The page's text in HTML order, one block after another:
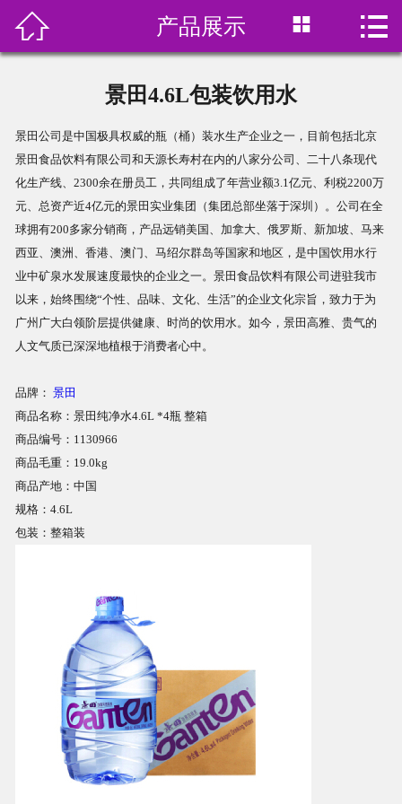
 首页
订水价格
水中贵族
在线预订
新闻资讯
 产品展示  
景田4.6L包装饮用水
景田公司是中国极具权威的瓶（桶）装水生产企业之一，目前包括北京
景田食品饮料有限公司和天源长寿村在内的八家分公司、二十八条现代
化生产线、2300余在册员工，共同组成了年营业额3.1亿元、利税2200万
元、总资产近4亿元的景田实业集团（集团总部坐落于深圳）。公司在全
球拥有200多家分销商，产品远销美国、加拿大、俄罗斯、新加坡、马来
西亚、澳洲、香港、澳门、马绍尔群岛等国家和地区，是中国饮用水行
业中矿泉水发展速度最快的企业之一。景田食品饮料有限公司进驻我市
以来，始终围绕“个性、品味、文化、生活”的企业文化宗旨，致力于为
广州广大白领阶层提供健康、时尚的饮用水。如今，景田高雅、贵气的
人文气质已深深地植根于消费者心中。
品牌： 景田
商品名称：景田纯净水4.6L *4瓶 整箱
商品编号：1130966
商品毛重：19.0kg
商品产地：中国
规格：4.6L
包装：整箱装